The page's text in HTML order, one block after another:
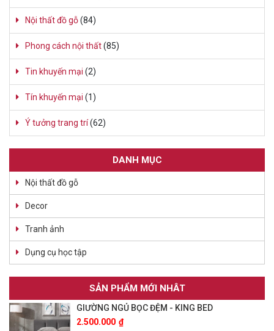
Nội thất đồ gỗ(84)
Phong cách nội thất(85)
Tin khuyến mại (2)
Tín khuyến mại (1)
Ý tưởng trang trí(62)
DANH MỤC
Nội thất đồ gỗ
Decor
Tranh ảnh
Dụng cụ học tập
SẢN PHẨM MỚI NHÂT
GIƯỜNG NGỦ BỌC ĐỆM - KING BED
2.500.000 ₫